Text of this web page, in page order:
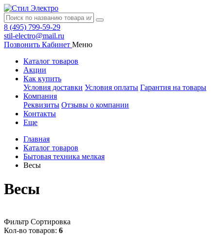
8 (495) 799-59-29
stil-electro@mail.ru
Позвонить Кабинет Меню
Каталог товаров
Акции
Как купить
Условия доставки Условия оплаты Гарантия на товары
Компания
Реквизиты Отзывы о компании
Контакты
Еще
Главная
Каталог товаров
Бытовая техника мелкая
Весы
Весы
Фильтр Сортировка
Кол-во товаров: 6